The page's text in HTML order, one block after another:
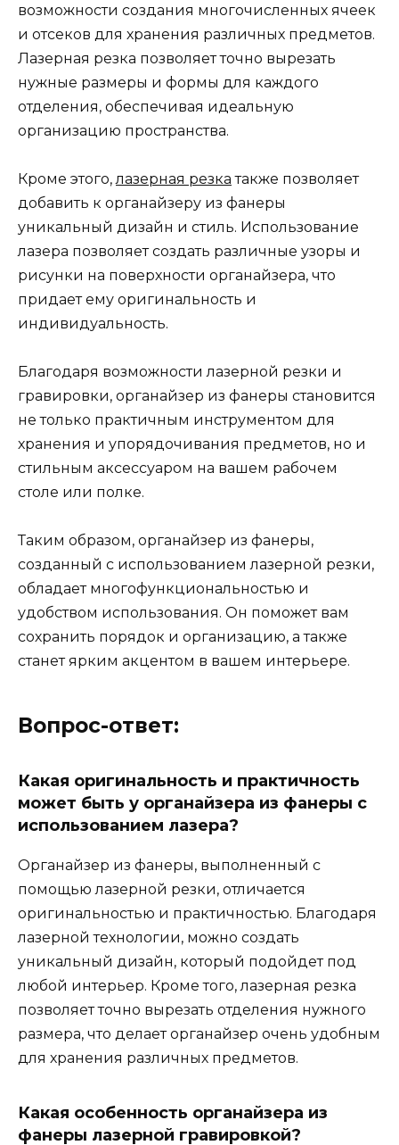
возможности создания многочисленных ячеек
и отсеков для хранения различных предметов.
Лазерная резка позволяет точно вырезать
нужные размеры и формы для каждого
отделения, обеспечивая идеальную
организацию пространства.
Кроме этого,лазерная резка также позволяет
добавить к органайзеру из фанеры
уникальный дизайн и стиль. Использование
лазера позволяет создать различные узоры и
рисунки на поверхности органайзера, что
придает ему оригинальность и
индивидуальность.
Благодаря возможности лазерной резки и
гравировки, органайзер из фанеры становится
не только практичным инструментом для
хранения и упорядочивания предметов, но и
стильным аксессуаром на вашем рабочем
столе или полке.
Таким образом, органайзер из фанеры,
созданный с использованием лазерной резки,
обладает многофункциональностью и
удобством использования. Он поможет вам
сохранить порядок и организацию, а также
станет ярким акцентом в вашем интерьере.
Вопрос-ответ:
Какая оригинальность и практичность
может быть у органайзера из фанеры с
использованием лазера?
Органайзер из фанеры, выполненный с
помощью лазерной резки, отличается
оригинальностью и практичностью. Благодаря
лазерной технологии, можно создать
уникальный дизайн, который подойдет под
любой интерьер. Кроме того, лазерная резка
позволяет точно вырезать отделения нужного
размера, что делает органайзер очень удобным
для хранения различных предметов.
Какая особенность органайзера из
фанеры лазерной гравировкой?